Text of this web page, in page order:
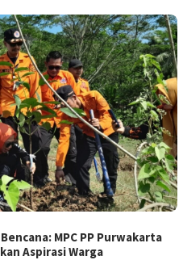
MPC PP Purwakarta
Aspirasi Warga